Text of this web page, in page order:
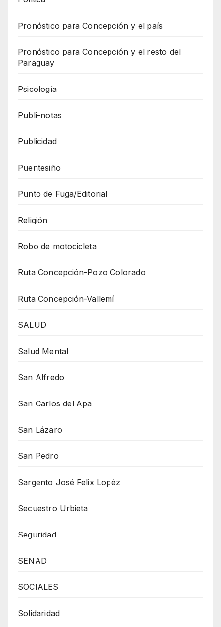
Pronóstico para Concepción y el país
Pronóstico para Concepción y el resto del
Paraguay
Psicología
Publi-notas
Publicidad
Puentesiño
Punto de Fuga/Editorial
Religión
Robo de motocicleta
Ruta Concepción-Pozo Colorado
Ruta Concepción-Vallemí
SALUD
Salud Mental
San Alfredo
San Carlos del Apa
San Lázaro
San Pedro
Sargento José Felix Lopéz
Secuestro Urbieta
Seguridad
SENAD
SOCIALES
Solidaridad